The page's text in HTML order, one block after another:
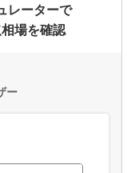
レーターで
場を確認
ー